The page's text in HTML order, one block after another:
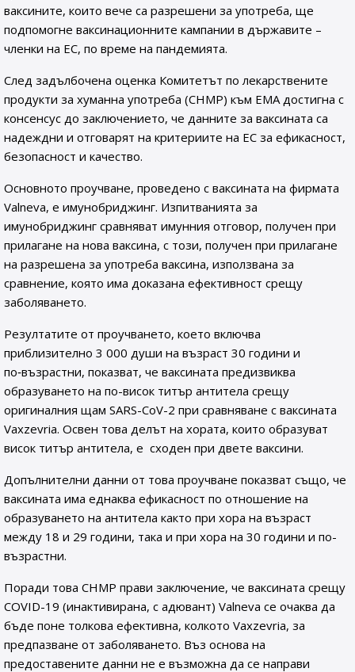
ваксините, които вече са разрешени за употреба, ще
подпомогне ваксинационните кампании в държавите –
членки на ЕС, по време на пандемията.
След задълбочена оценка Комитетът по лекарствените
продукти за хуманна употреба (CHMP) към ЕМА достигна с
консенсус до заключението, че данните за ваксината са
надеждни и отговарят на критериите на ЕС за ефикасност,
безопасност и качество.
Основното проучване, проведено с ваксината на фирмата
Valneva, е имунобриджинг. Изпитванията за
имунобриджинг сравняват имунния отговор, получен при
прилагане на нова ваксина, с този, получен при прилагане
на разрешена за употреба ваксина, използвана за
сравнение, която има доказана ефективност срещу
заболяването.
Резултатите от проучването, което включва
приблизително 3 000 души на възраст 30 години и
по‑възрастни, показват, че ваксината предизвиква
образуването на по-висок титър антитела срещу
оригиналния щам SARS-CoV-2 при сравняване с ваксината
Vaxzevria. Освен това делът на хората, които образуват
висок титър антитела, е сходен при двете ваксини.
Допълнителни данни от това проучване показват също, че
ваксината има еднаква ефикасност по отношение на
образуването на антитела както при хора на възраст
между 18 и 29 години, така и при хора на 30 години и по-
възрастни.
Поради това CHMP прави заключение, че ваксината срещу
COVID-19 (инактивирана, с адювант) Valneva се очаква да
бъде поне толкова ефективна, колкото Vaxzevria, за
предпазване от заболяването. Въз основа на
предоставените данни не е възможна да се направи